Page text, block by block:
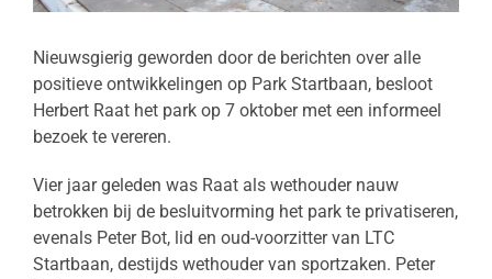
Nieuwsgierig geworden door de berichten over alle
positieve ontwikkelingen op Park Startbaan, besloot
Herbert Raat het park op 7 oktober met een informeel
bezoek te vereren.
Vier jaar geleden was Raat als wethouder nauw
betrokken bij de besluitvorming het park te privatiseren,
evenals Peter Bot, lid en oud-voorzitter van LTC
Startbaan, destijds wethouder van sportzaken. Peter